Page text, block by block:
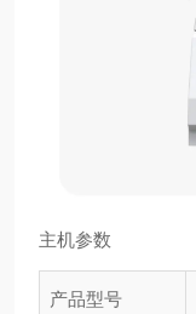
主机参数
产品型号